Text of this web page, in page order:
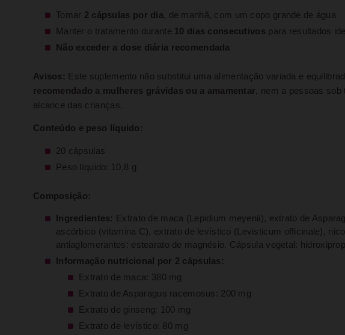
Tomar 2 cápsulas por dia, de manhã, com um copo grande de água
Manter o tratamento durante 10 dias consecutivos para resultados
Não exceder a dose diária recomendada
Avisos: Este suplemento não substitui uma alimentação variada e
recomendado a mulheres grávidas ou a amamentar, nem a pessoas sob
alcance das crianças.
Conteúdo e peso líquido:
20 cápsulas
Peso líquido: 10,8 g
Composição:
Ingredientes:
Extrato de maca (Lepidium meyenii), extrato de
ascórbico (vitamina C), extrato de levístico (Levisticum officinale),
antiaglomerantes: estearato de magnésio. Cápsula vegetal:
Informação nutricional por 2 cápsulas:
Extrato de maca: 380 mg
Extrato de Asparagus racemosus: 200 mg
Extrato de ginseng: 100 mg
Extrato de levístico: 80 mg